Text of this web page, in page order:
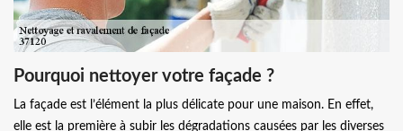
Pourquoi nettoyer votre façade ?
La façade est l’élément la plus délicate pour une maison. En effet,
elle est la première à subir les dégradations causées par les diverses